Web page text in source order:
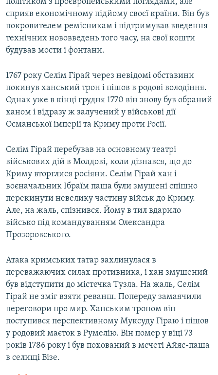
політиком з проєвропейськими поглядами, але
сприяв економічному підйому своєї країни. Він був
покровителем ремісникам і підтримував введення
технічних нововведень того часу, на свої кошти
будував мости і фонтани.
1767 року Селім Гірай через невідомі обставини
покинув ханський трон і пішов в родові володіння.
Однак уже в кінці грудня 1770 він знову був обраний
ханом і відразу ж залучений у військові дії
Османської імперії та Криму проти Росії.
Селім Гірай перебував на основному театрі
військових дій в Молдові, коли дізнався, що до
Криму вторглися росіяни. Селім Гірай хан і
воєначальник Ібраїм паша були змушені спішно
перекинути невелику частину військ до Криму.
Але, на жаль, спізнився. Йому в тил вдарило
військо під командуванням Олександра
Прозоровського.
Атака кримських татар захлинулася в
переважаючих силах противника, і хан змушений
був відступити до містечка Тузла. На жаль, Селім
Гірай не зміг взяти реванш. Попереду замаячили
переговори про мир. Ханським троном він
поступився перспективному Муксуду Гіраю і пішов
у родовий маєток в Румелію. Він помер у віці 73
років 1786 року і був похований в мечеті Айяс-паша
в селищі Візе.